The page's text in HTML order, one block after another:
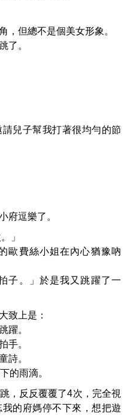
，但總不是個美女形象。
了。
兒子幫我打著很均勻的節
府逗樂了。
」
歐費絲小姐在內心猶豫吶
子。」於是我又跳躍了一
致上是：
躍。
手。
詩。
的雨滴。
，反反覆覆了4次，完全視
的府媽停不下來，想把遊